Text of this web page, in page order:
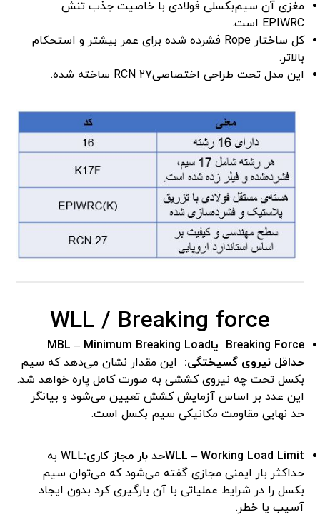
مغزی آن سیم‌بکسلی فولادی با خاصیت جذب تنش
EPIWRC است.
کل ساختار Rope فشرده شده برای عمر بیشتر و استحکام
بالاتر.
این مدل تحت طراحی اختصاصیRCN 27 ساخته شده.
WLL / Breaking force
Breaking Force یاMBL – Minimum Breaking Load
حداقل نیروی گسیختگی: این مقدار نشان می‌دهد که سیم
بکسل تحت چه نیروی کششی به صورت کامل پاره خواهد شد.
این عدد بر اساس آزمایش کشش تعیین می‌شود و بیانگر
حد نهایی مقاومت مکانیکی سیم بکسل است.
WLL – Working Load Limitحد بار مجاز کاری:
WLL به
حداکثر بار ایمنی مجازی گفته می‌شود که می‌توان سیم
بکسل را در شرایط عملیاتی با آن بارگیری کرد بدون ایجاد
آسیب یا خطر.